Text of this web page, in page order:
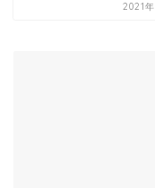
2021